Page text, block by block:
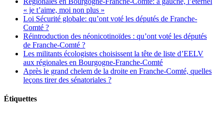
« je t’aime, moi non plus »
Loi Sécurité globale: qu’ont voté les députés de Franche-
Comté ?
Réintroduction des néonicotinoïdes : qu’ont voté les députés
de Franche-Comté ?
Les militants écologistes choisissent la tête de liste d’EELV
aux régionales en Bourgogne-Franche-Comté
Après le grand chelem de la droite en Franche-Comté, quelles
leçons tirer des sénatoriales ?
Étiquettes